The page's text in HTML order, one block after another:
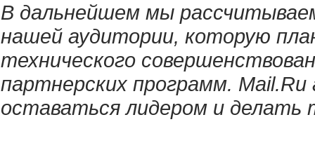
В дальнейшем мы
нашей аудитории, которую
технического
партнерских программ.
оставаться лидером и